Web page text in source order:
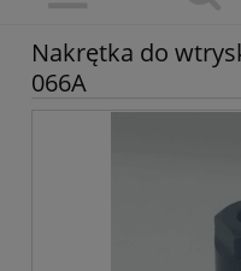
Nakrętka do
066A